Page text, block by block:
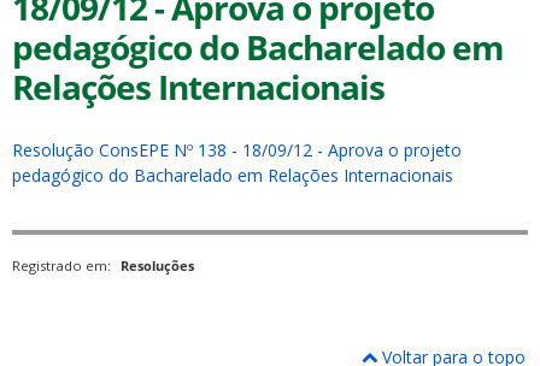
pedagógico do Bacharelado em
Relações Internacionais
Resolução ConsEPE Nº 138 - 18/09/12 - Aprova o projeto
pedagógico do Bacharelado em Relações Internacionais
Registrado em: Resoluções
Voltar para o topo